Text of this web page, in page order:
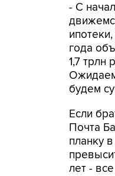
- С
года
1,7 трлн
будем
Если
Почта
планку
лет -